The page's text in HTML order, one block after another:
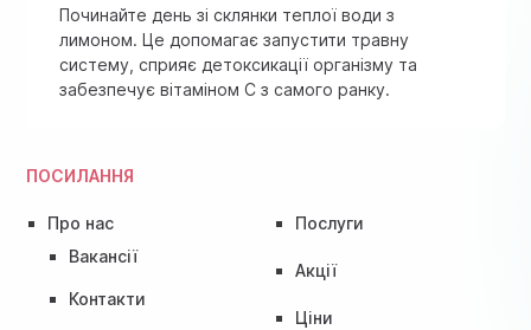
ПОСИЛАННЯ
Про нас
Вакансії
Контакти
Послуги
Акції
Ціни
Починайте день зі склянки теплої води з
лимоном. Це допомагає запустити травну
систему, сприяє детоксикації організму та
забезпечує вітаміном C з самого ранку.